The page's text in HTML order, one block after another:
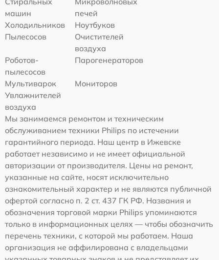
машин
печей
Холодильников
Ноутбуков
Пылесосов
Очистителей
воздуха
Роботов-
пылесосов
Парогенераторов
Мультиварок
Мониторов
Увлажнителей
воздуха
Мы занимаемся ремонтом и техническим
обслуживанием техники Philips по истечении
гарантийного периода. Наш центр в Ижевске
работает независимо и не имеет официальной
авторизации от производителя. Цены на ремонт,
указанные на сайте, носят исключительно
ознакомительный характер и не являются публичной
офертой согласно п. 2 ст. 437 ГК РФ. Названия и
обозначения торговой марки Philips упоминаются
только в информационных целях — чтобы обозначить
перечень техники, с которой мы работаем. Наша
организация не аффилирована с владельцами